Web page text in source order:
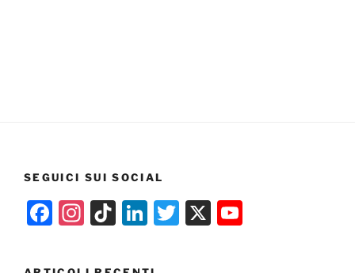
SEGUICI SUI SOCIAL
F
c
In
a
Ti
T
Li
k
T
X